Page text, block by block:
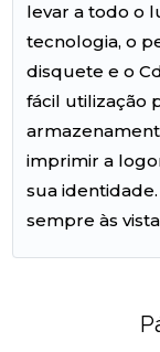
levar a todo o
tecnologia, o
disquete e o
fácil utilização
imprimir a
sua
sempre às